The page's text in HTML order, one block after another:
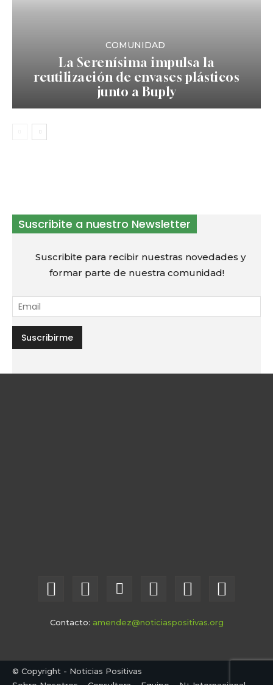
COMUNIDAD
La Serenísima impulsa la
reutilización de envases plásticos
junto a Buply
Suscribite a nuestro Newsletter
Suscribite para recibir nuestras novedades y
formar parte de nuestra comunidad!
Contacto: amendez@noticiaspositivas.org
© Copyright - Noticias Positivas